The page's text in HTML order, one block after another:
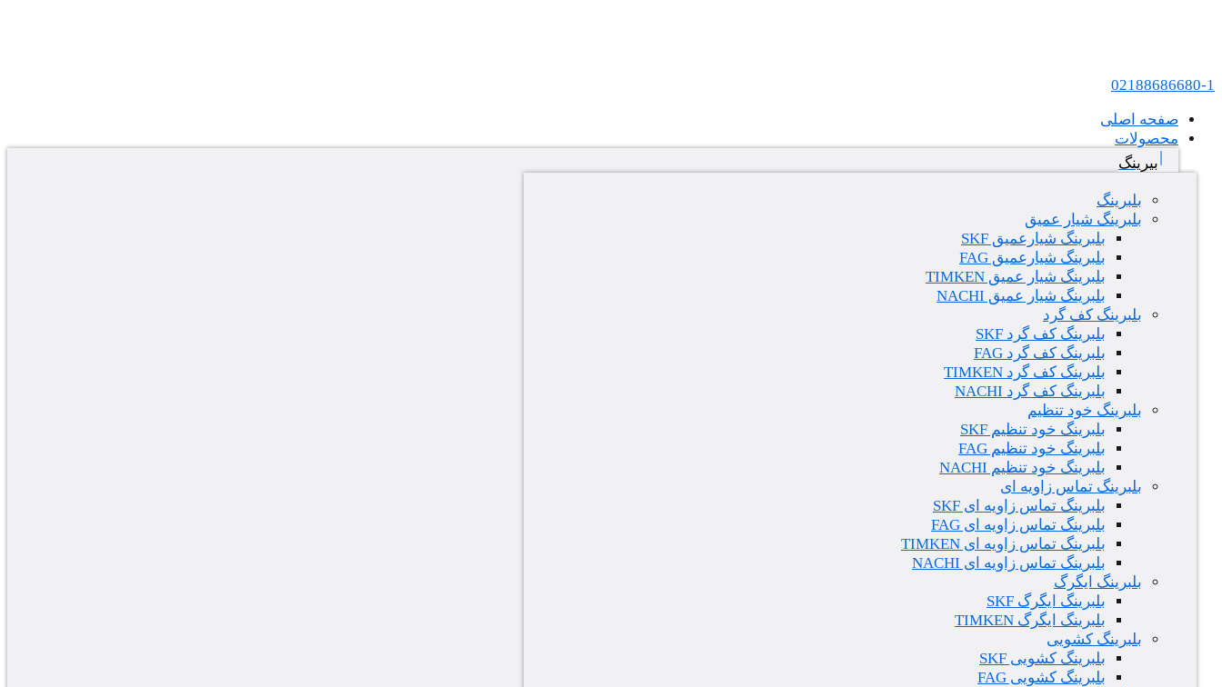
02188686680-1
صفحه اصلی
محصولات
بیرینگ
بلبرینگ
بلبرینگ شیار عمیق
بلبرینگ شیارعمیق SKF
بلبرینگ شیارعمیق FAG
بلبرینگ شیار عمیق TIMKEN
بلبرینگ شیار عمیق NACHI
بلبرینگ کف گرد
بلبرینگ کف گرد SKF
بلبرینگ کف گرد FAG
بلبرینگ کف گرد TIMKEN
بلبرینگ کف گرد NACHI
بلبرینگ خود تنظیم
بلبرینگ خود تنظیم SKF
بلبرینگ خود تنظیم FAG
بلبرینگ خود تنظیم NACHI
بلبرینگ تماس زاویه ای
بلبرینگ تماس زاویه ای SKF
بلبرینگ تماس زاویه ای FAG
بلبرینگ تماس زاویه ای TIMKEN
بلبرینگ تماس زاویه ای NACHI
بلبرینگ ایگرگ
بلبرینگ ایگرگ SKF
بلبرینگ ایگرگ TIMKEN
بلبرینگ کشویی
بلبرینگ کشویی SKF
بلبرینگ کشویی FAG